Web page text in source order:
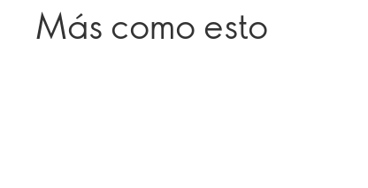
Más como esto